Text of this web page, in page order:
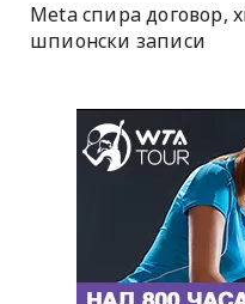
Meta спира договор,
шпионски записи